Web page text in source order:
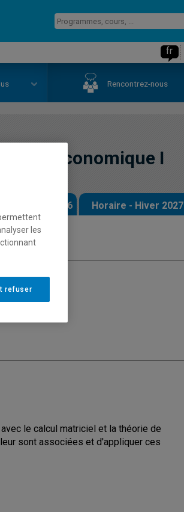
fr
Rencontrez-nous
économique I
- Automne 2026 Horaire - Hiver 2027
: Économie
le calcul matriciel et la théorie de
sont associées et d'appliquer ces
les
refuser